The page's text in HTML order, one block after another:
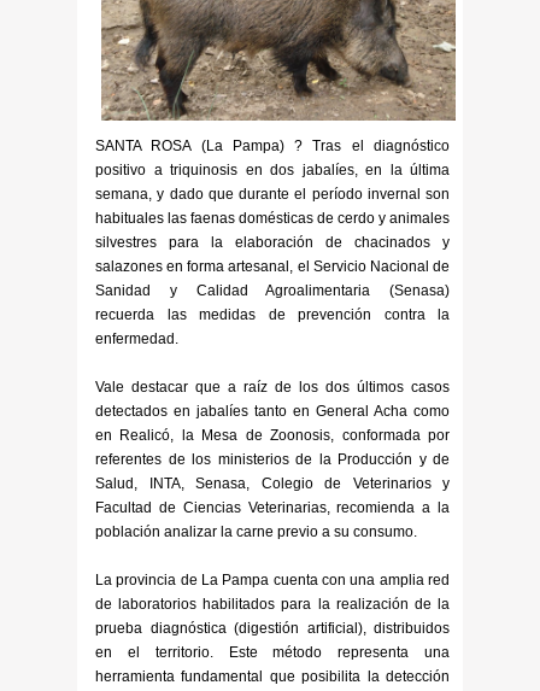
SANTA ROSA (La Pampa) ? Tras el diagnóstico
positivo a triquinosis en dos jabalíes, en la última
semana, y dado que durante el período invernal son
habituales las faenas domésticas de cerdo y animales
silvestres para la elaboración de chacinados y
salazones en forma artesanal, el Servicio Nacional de
Sanidad y Calidad Agroalimentaria (Senasa)
recuerda las medidas de prevención contra la
enfermedad.
Vale destacar que a raíz de los dos últimos casos
detectados en jabalíes tanto en General Acha como
en Realicó, la Mesa de Zoonosis, conformada por
referentes de los ministerios de la Producción y de
Salud, INTA, Senasa, Colegio de Veterinarios y
Facultad de Ciencias Veterinarias, recomienda a la
población analizar la carne previo a su consumo.
La provincia de La Pampa cuenta con una amplia red
de laboratorios habilitados para la realización de la
prueba diagnóstica (digestión artificial), distribuidos
en el territorio. Este método representa una
herramienta fundamental que posibilita la detección